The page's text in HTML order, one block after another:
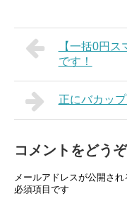
【一括0円
です！
正にバカップ
コメントをどうぞ
メールアドレスが公開され
必須項目です